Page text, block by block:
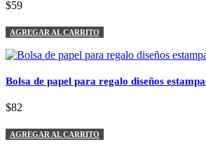
$59
AGREGAR AL CARRITO
Bolsa de papel para regalo diseños
$82
AGREGAR AL CARRITO